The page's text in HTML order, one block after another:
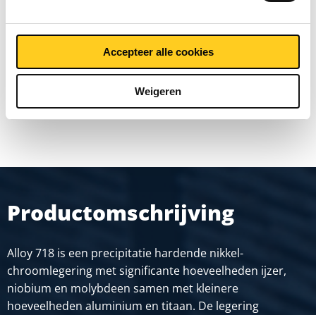
Accepteer alle cookies
Weigeren
warmgewalst
Prijzen in Euro per: 1
TOON MEER
Productomschrijving
Alloy 718 is een precipitatie hardende nikkel-
chroomlegering met significante hoeveelheden ijzer,
niobium en molybdeen samen met kleinere
hoeveelheden aluminium en titaan. De legering